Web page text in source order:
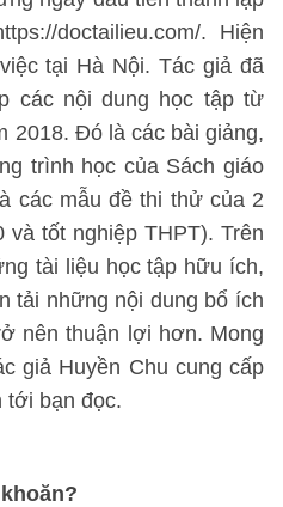
doctailieu.com/. Hiện
tại Hà Nội. Tác giả đã
các nội dung học tập từ
2018. Đó là các bài giảng,
trình học của Sách giáo
các mẫu đề thi thử của 2
và tốt nghiệp THPT). Trên
tài liệu học tập hữu ích,
tải những nội dung bổ ích
nên thuận lợi hơn. Mong
giả Huyền Chu cung cấp
tới bạn đọc.